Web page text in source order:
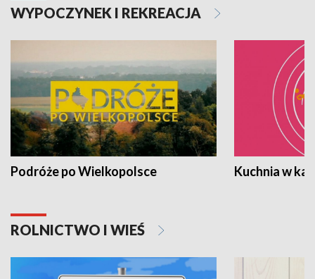
WYPOCZYNEK I REKREACJA
Podróże po Wielkopolsce Kuchnia w
ROLNICTWO I WIEŚ